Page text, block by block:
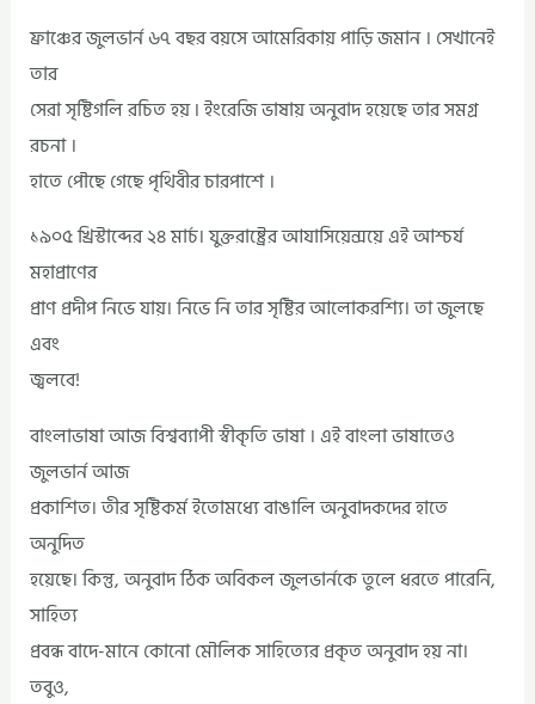
ফ্রাঞ্চের জুলভার্ন ৬৭ বছর বয়সে আমেরিকায় পাড়ি জমান । সেখানেই
তার
সেরা সৃষ্টিগলি রচিত হয় ৷ ইংরেজি ভাষায় অনুবাদ হয়েছে তার সমগ্র
রচনা ।
হাতে পৌছে গেছে পৃথিবীর চারপাশে ।
১৯০৫ খ্রিস্টাব্দের ২৪ মার্চ। যুক্তরাষ্ট্রের আযাসিয়েন্সয়ে এই আশ্চর্য
মহাপ্রাণের
প্রাণ প্রদীপ নিভে যায়। নিভে নি তার সৃষ্টির আলোকরশ্যি। তা জুলছে
এবং
জ্বলবে!
বাংলাভাষা আজ বিশ্বব্যাপী স্বীকৃতি ভাষা । এই বাংলা ভাষাতেও
জুলভার্ন আজ
প্রকাশিত। তীর সৃষ্টিকর্ম ইতোমধ্যে বাঙালি অনুবাদকদের হাতে
অনুদিত
হয়েছে। কিন্তু, অনুবাদ ঠিক অবিকল জুলভার্নকে তুলে ধরতে পারেনি,
সাহিত্য
প্রবন্ধ বাদে-মানে কোনো মৌলিক সাহিত্যের প্রকৃত অনুবাদ হয় না।
তবুও,